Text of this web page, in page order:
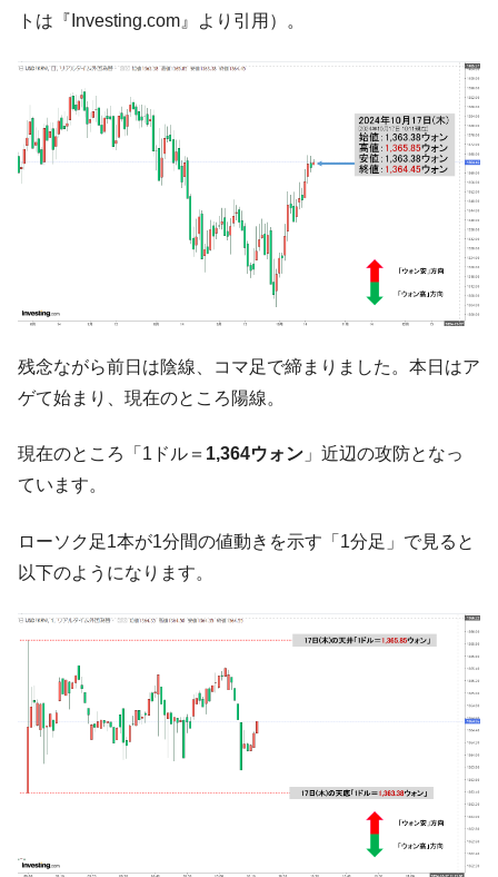
ーにウソのデータを入力したのは明白だ」
『Money1』
韓国･李在明さっそく不動産対策で浅薄な発
『Money1』
韓国は「中国と同じく」投資に不適格な国
だ。
『韓国銀行』が「金の保有量を増やしま
す」⇒「金を経由するドル入手」手段ではないのか？
韓国･外為取引量「1日当たり1,214.4億ド
ル」まで拡大 ⇒ 海外資金の動きに強く左右される状態
『Money1』
韓国･帰ってきた李在明。李在明を支持しな
『Money1』
韓国大統領府ボンクラ政策室長が告発され
た ⇒ 国家が行った恐るべき株価操作であり、空前の国政壟
『Money1』
韓国･警察職員が「丸刈りになって抗議活
動」
国の過剰生産が世界を蝕む。
『Money1』
韓国製造業「半導体絶好調」のウラで他業
『Money1』
【米韓激突案件】韓国消費者院が『クーパ
ン』1人当たり賠償10万ウォンを認定 ⇒ 総額3兆7,000億
『Money1』 韓国で猛暑。南東部では干ばつ
『Money1』
韓国型イージス搭載の次世代駆逐艦
「KDDX」1番艦、2032年竣工と公示
【対日本円】ウォン安が急進！ 日米の協調
『Money1』
トは『Investing.com』より引用）。
残念ながら前日は陰線、コマ足で締まりました。本日はア
ゲて始まり、現在のところ陽線。
現在のところ「1ドル＝ 1,364ウォン 」近辺の攻防となっ
ています。
ローソク足1本が1分間の値動きを示す「1分足」で見ると
以下のようになります。